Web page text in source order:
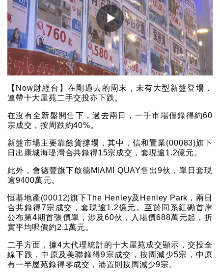
【Now財經台】在剛過去的周末，未有大型新盤登場，
連帶十大屋苑二手交投亦下跌。
在沒有全新盤開售下，過去兩日，一手市場僅錄得約60
宗成交，按周跌約40%。
新盤市場主要靠餘貨撐場，其中，信和置業(00083)旗下
日出康城海瑅灣合共錄得15宗成交，套現逾1.2億元。
此外，會德豐旗下啟德MIAMI QUAY售出9伙，單日套現
逾9400萬元。
恒基地產(00012)旗下The Henley及Henley Park，兩日
合共錄得7宗成交，套現逾1.2億元。至於同系紅磡首岸
公布第4期首張價單，涉及60伙，入場價688萬元起，折
實平均呎價約2.1萬元。
二手方面，據4大代理統計的十大屋苑成交顯示，交投全
線下跌，中原及美聯錄得9宗成交，按周減少5宗，中原
有一半屋苑錄得零成交，港置則按周減少9宗。